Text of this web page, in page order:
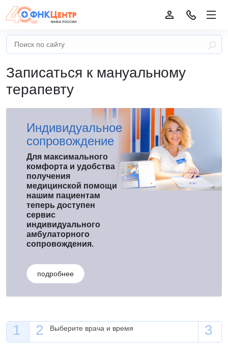
Записаться к мануальному
терапевту
Индивидуальное
сопровождение
Для максимального
комфорта и удобства
получения
медицинской помощи
нашим пациентам
теперь доступен
сервис
индивидуального
амбулаторного
сопровождения.
подробнее
Выберите врача и время